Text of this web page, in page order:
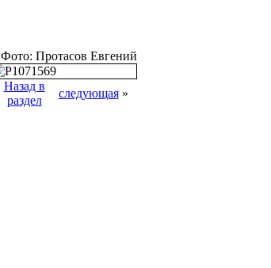
Фото: Протасов Евгений
Назад в
раздел
следующая»